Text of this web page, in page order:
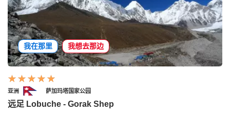
我在那里 我想去那边
亚洲 萨加玛塔国家公园
远足 Lobuche - Gorak Shep